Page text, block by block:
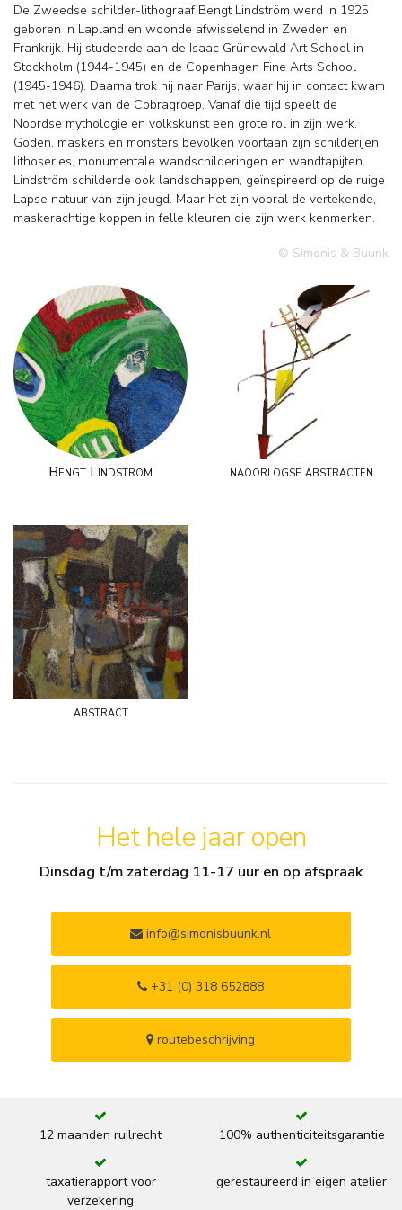
De Zweedse schilder-lithograaf Bengt Lindström werd in 1925
geboren in Lapland en woonde afwisselend in Zweden en
Frankrijk. Hij studeerde aan de Isaac Grünewald Art School in
Stockholm (1944-1945) en de Copenhagen Fine Arts School
(1945-1946). Daarna trok hij naar Parijs, waar hij in contact kwam
met het werk van de Cobragroep. Vanaf die tijd speelt de
Noordse mythologie en volkskunst een grote rol in zijn werk.
Goden, maskers en monsters bevolken voortaan zijn schilderijen,
lithoseries, monumentale wandschilderingen en wandtapijten.
Lindström schilderde ook landschappen, geïnspireerd op de ruige
Lapse natuur van zijn jeugd. Maar het zijn vooral de vertekende,
maskerachtige koppen in felle kleuren die zijn werk kenmerken.
© Simonis & Buunk
Bengt Lindström naoorlogse abstracten
abstract
Het hele jaar open
Dinsdag t/m zaterdag 11-17 uur en op afspraak
info@simonisbuunk.nl
+31 (0) 318 652888
routebeschrijving
12 maanden ruilrecht 100% authenticiteitsgarantie
taxatierapport voor
verzekering
gerestaureerd in eigen atelier